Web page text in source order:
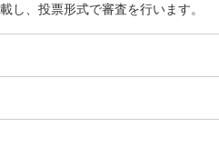
し、投票形式で審査を行います。